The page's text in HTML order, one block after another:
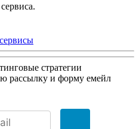
стратегии
рассылку и форму емейл